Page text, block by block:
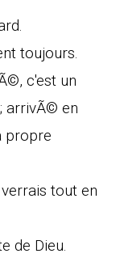
toujours.
c'est un
arrivÃ© en
propre
tout en
de Dieu.